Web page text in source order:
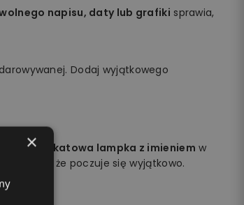
napisu, daty lub grafiki sprawia,
Dodaj wyjątkowego
Unikatowa lampka z imieniem w
że poczuje się wyjątkowo.
×